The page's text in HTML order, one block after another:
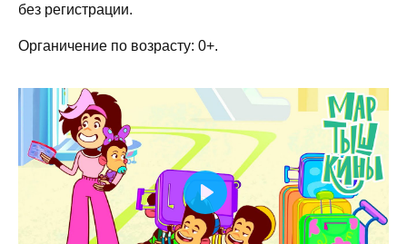
без регистрации.
Органичение по возрасту: 0+.
Play